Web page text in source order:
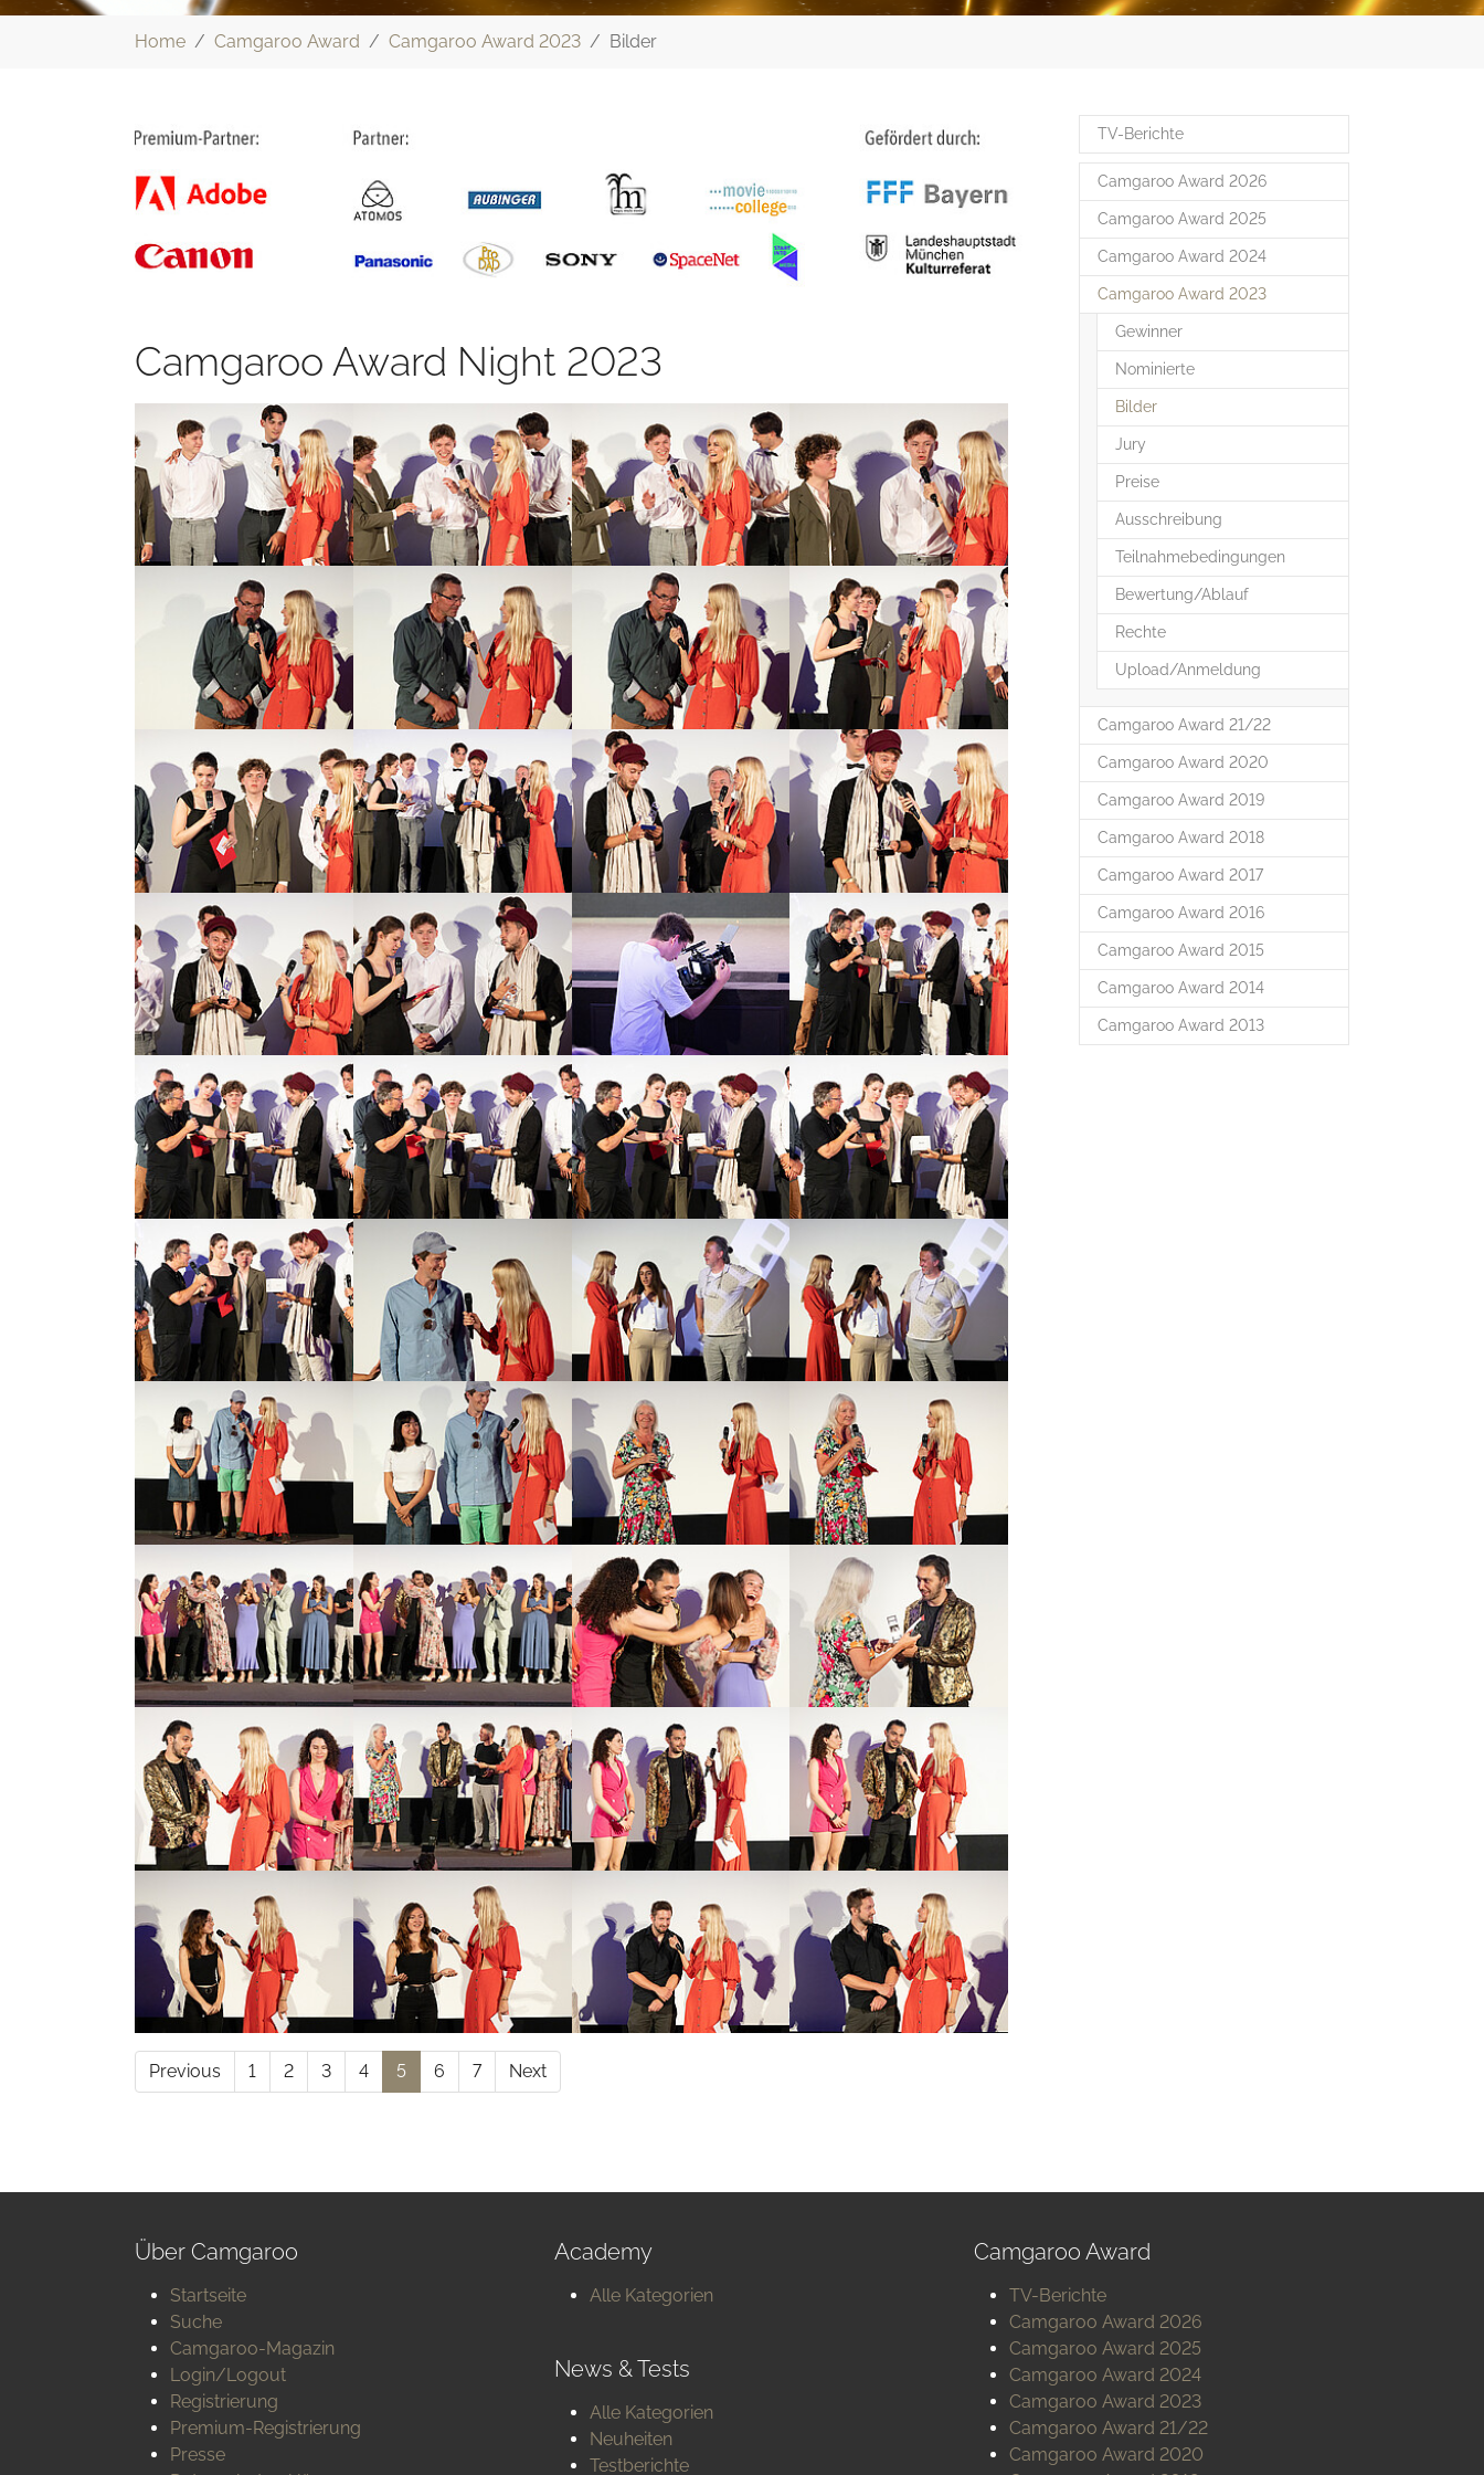
Home Camgaroo Award Camgaroo Award 2023 Bilder
TV-Berichte
Camgaroo Award 2026
Camgaroo Award 2025
Camgaroo Award 2024
Camgaroo Award 2023
Gewinner
Nominierte
Bilder(current)
Jury
Preise
Ausschreibung
Teilnahmebedingungen
Bewertung/Ablauf
Rechte
Upload/Anmeldung
Camgaroo Award 21/22
Camgaroo Award 2020
Camgaroo Award 2019
Camgaroo Award 2018
Camgaroo Award 2017
Camgaroo Award 2016
Camgaroo Award 2015
Camgaroo Award 2014
Camgaroo Award 2013
Camgaroo Award Night 2023
Previous 1 2 3 4 5 6 7 Next
Über Camgaroo
Startseite
Suche
Camgaroo-Magazin
Login/Logout
Registrierung
Premium-Registrierung
Presse
Academy
Alle Kategorien
News & Tests
Alle Kategorien
Neuheiten
Testberichte
Camgaroo Award
TV-Berichte
Camgaroo Award 2026
Camgaroo Award 2025
Camgaroo Award 2024
Camgaroo Award 2023
Camgaroo Award 21/22
Camgaroo Award 2020